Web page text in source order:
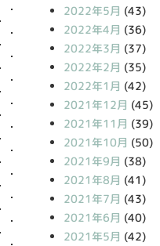
2022年5月 (43)
2022年4月 (36)
2022年3月 (37)
2022年2月 (35)
2022年1月 (42)
2021年12月 (45)
2021年11月 (39)
2021年10月 (50)
2021年9月 (38)
2021年8月 (41)
2021年7月 (43)
2021年6月 (40)
2021年5月 (42)